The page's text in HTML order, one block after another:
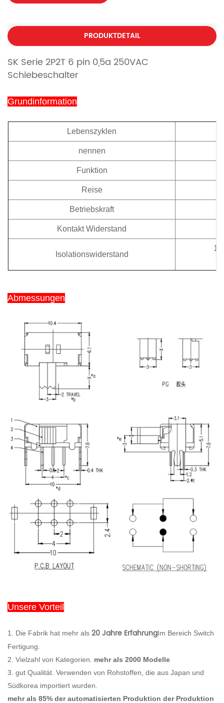
PRODUKTDETAIL
SK Serie 2P2T 6 pin 0,5a 250VAC
Schiebeschalter
Grundinformation
Lebenszyklen
nennen
Funktion
Reise
Betriebskraft
Kontakt Widerstand
Isolationswiderstand
Abmessungen
Unsere Vorteil
1. Die Fabrik hat mehr als 20 Jahre ErfahrungIm Bereich Switch
Fertigung.
2. Vielzahl von Kategorien. mehr als 2000 Modelle
3. gut Qualität. Verwenden von Rohstoffen, die aus Japan und
Südkorea importiert wurden.
mehr als 85% der automatisierten Produktion der Produktion